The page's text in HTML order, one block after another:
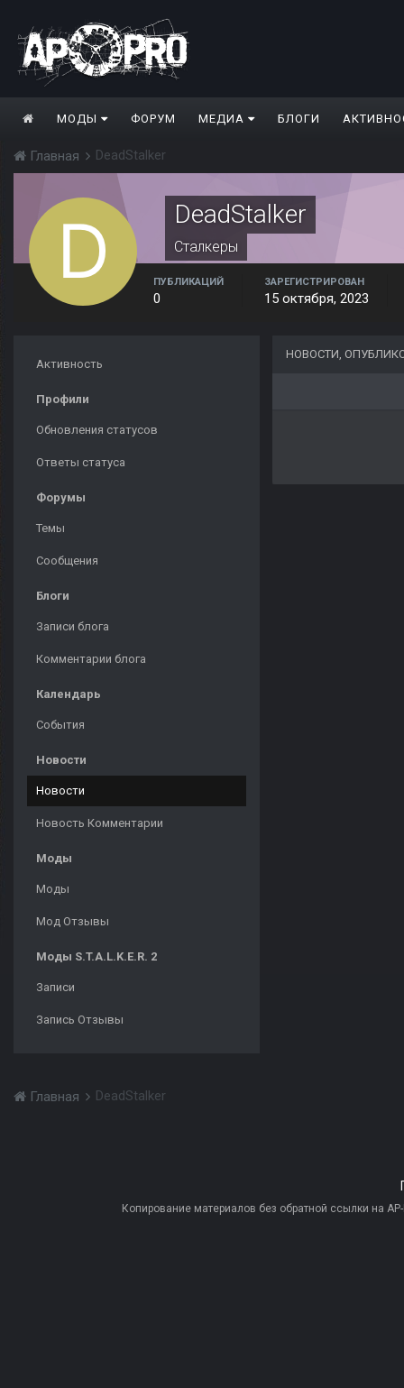
МОДЫ ФОРУМ МЕДИА БЛОГИ
Главная DeadStalker
DeadStalker
Сталкеры
ПУБЛИКАЦИЙ
0
ЗАРЕГИСТРИРОВАН
15 октября, 2023
Активность
Профили
Обновления статусов
Ответы статуса
Форумы
Темы
Сообщения
Блоги
Записи блога
Комментарии блога
Календарь
События
Новости
Новости
Новость Комментарии
Моды
Моды
Мод Отзывы
Моды S.T.A.L.K.E.R. 2
Записи
Запись Отзывы
НОВОСТИ,
Главная DeadStalker
Копирование материалов без обратной ссылки на